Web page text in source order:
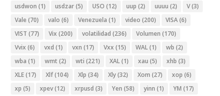
usdwon (1) usdzar(5) USO (12) uup (2) uuuu (2) V(3)
Vale (70) valo (6) Venezuela (1) video (200) VISA(6)
VIST (77) Vix (200) volatilidad (236) Volumen (170)
Vvix (6) vxd (1) vxn (17) Vxx (15) WAL(1) wb (2)
wba (1) wmt (2) wti (221) XAL(1) xau (5) xhb (3)
XLE(17) Xlf(104) Xlp (34) Xly(32) Xom (27) xop (6)
xp (5) xpev(12) xrpusd (3) Yen (58) yinn (1) YM (17)